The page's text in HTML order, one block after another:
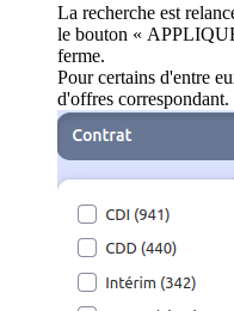
La recherche est
le bouton «
ferme.
Pour certains d'entre
d'offres correspondant.